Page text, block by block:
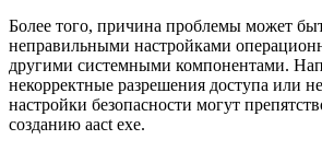
Более того, причина проблемы может
неправильными настройками
другими системными компонентами.
некорректные разрешения доступа или
настройки безопасности могут
созданию aact exe.